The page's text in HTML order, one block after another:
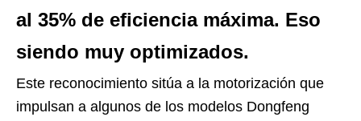
al 35% de eficiencia máxima. Eso
siendo muy optimizados.
Este reconocimiento sitúa a la motorización que
impulsan a algunos de los modelos Dongfeng